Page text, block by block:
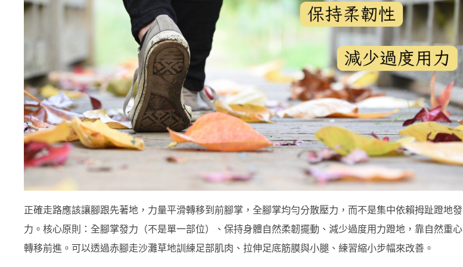
正確走路應該讓腳跟先著地，力量平滑轉移到前腳掌，全腳掌均勻分散壓力，而不是集中依賴拇趾蹬地發
力。核心原則：全腳掌發力（不是單一部位）、保持身體自然柔韌擺動、減少過度用力蹬地，靠自然重心
轉移前進。可以透過赤腳走沙灘草地訓練足部肌肉、拉伸足底筋膜與小腿、練習縮小步幅來改善。